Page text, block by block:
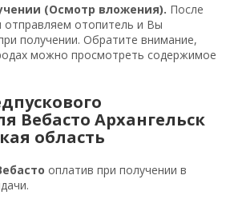
(Осмотр вложения). После
отправляем отопитель и Вы
получении. Обратите внимание,
можно просмотреть содержимое
Вебасто Архангельск
область
оплатив при получении в